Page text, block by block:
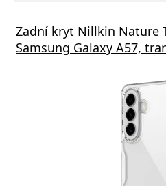
Zadní kryt Nillkin Nature
Samsung Galaxy A57,